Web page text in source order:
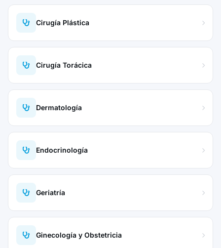
Cirugía Plástica
Cirugía Torácica
Dermatología
Endocrinología
Geriatría
Ginecología y Obstetricia